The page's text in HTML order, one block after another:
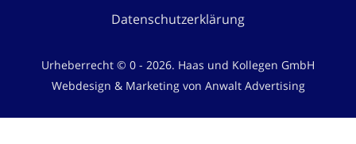
Datenschutzerklärung
Urheberrecht © 0 - 2026. Haas und Kollegen GmbH
Webdesign & Marketing von Anwalt Advertising